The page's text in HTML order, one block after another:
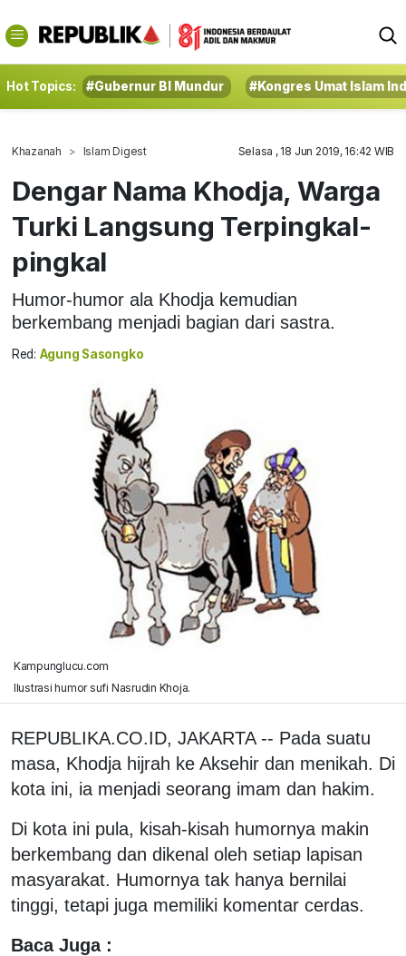
Hot Topics: #Gubernur BI Mundur #Kongres Umat Islam
Khazanah Islam Digest Selasa , 18 Jun 2019, 16:42 WIB
Dengar Nama Khodja, Warga
Turki Langsung Terpingkal-
pingkal
Humor-humor ala Khodja kemudian
berkembang menjadi bagian dari sastra.
Red: Agung Sasongko
Kampunglucu.com
Ilustrasi humor sufi Nasrudin Khoja.
REPUBLIKA.CO.ID, JAKARTA -- Pada suatu
masa, Khodja hijrah ke Aksehir dan menikah. Di
kota ini, ia menjadi seorang imam dan hakim.
Di kota ini pula, kisah-kisah humornya makin
berkembang dan dikenal oleh setiap lapisan
masyarakat. Humornya tak hanya bernilai
tinggi, tetapi juga memiliki komentar cerdas.
Baca Juga :